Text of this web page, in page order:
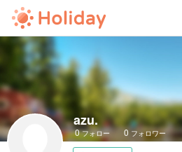
azu.
0フォロー 0 フォロワー